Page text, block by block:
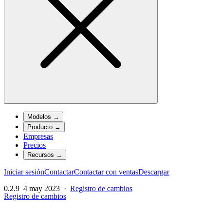
Modelos →
Producto →
Empresas
Precios
Recursos →
Iniciar sesiónContactarContactar con ventasDescargar
0.2.9 4 may 2023 · Registro de cambios
Registro de cambios